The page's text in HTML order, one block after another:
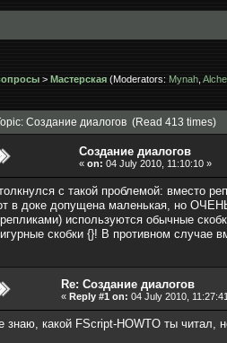
> Мастерская (Moderators: Mynah
Создание диалогов (Read 413 times)
Создание диалогов
« on: 04 July 2010, 11:10:10 »
с такой проблемой: вместо
в доке допущена маленькая, но
используются обычные
скобки {}! В противном случае
Re: Создание диалогов
« Reply #1 on: 04 July 2010,
знаю, какой FScript-HOWTO ты читал,